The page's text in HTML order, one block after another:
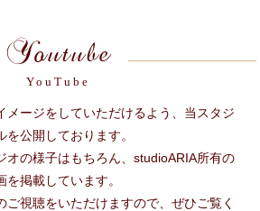
Youtube
YouTube
メージをしていただけるよう、当スタジ
公開しております。
オの様子はもちろん、studioARIA所有の
掲載しています。
ご視聴をいただけますので、ぜひご覧く